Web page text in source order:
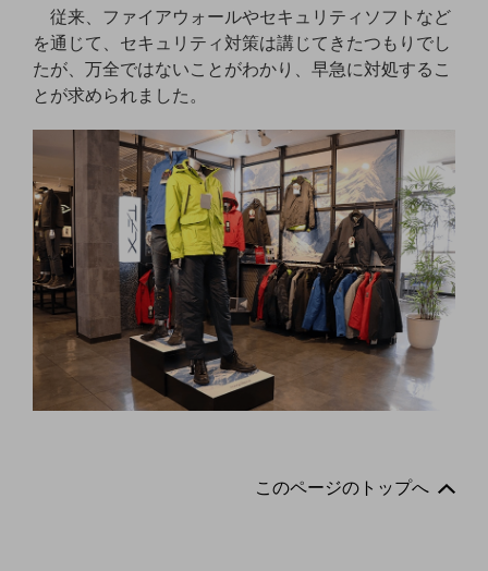
地域からの発表
重要なお知らせ
お知らせ
社外からの評価実績
サステナビリティ
サステナビリティTOP
NTTドコモビジネスグループのサステナビリティ
サステナビリティ基本方針
サステナビリティレポート
ダイバーシティ
経営情報
経営情報TOP
従来、ファイアウォールやセキュリティソフトなど
を通じて、セキュリティ対策は講じてきたつもりでし
たが、万全ではないことがわかり、早急に対処するこ
とが求められました。
このページのトップへ